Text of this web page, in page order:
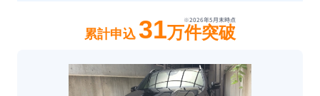
※2026年5月末時点
累計申込 31万件突破